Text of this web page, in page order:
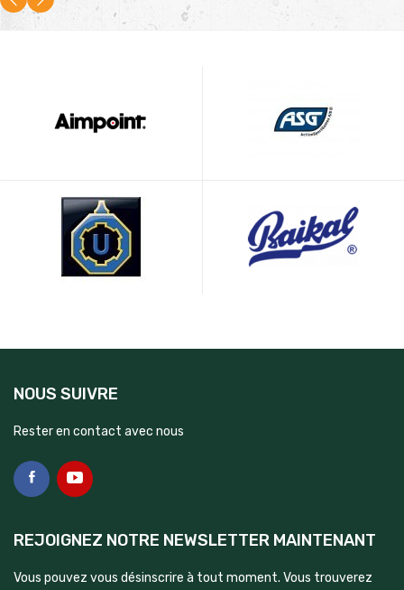
NOUS SUIVRE
Rester en contact avec nous
REJOIGNEZ NOTRE NEWSLETTER MAINTENANT
Vous pouvez vous désinscrire à tout moment. Vous trouverez